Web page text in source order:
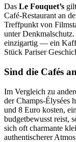
Das Le Fouquet’s
Café-Restaurant an
Treffpunkt von
unter
einzigartig — ein
Stück Pariser
Sind die Cafés
Im Vergleich zu
der Champs-Élysées
und 8 Euro kosten,
budgetbewusst reist,
sich oft charmante
authentischerer